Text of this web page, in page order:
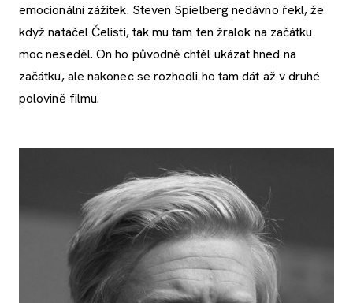
emocionální zážitek. Steven Spielberg nedávno řekl, že
když natáčel Čelisti, tak mu tam ten žralok na začátku
moc neseděl. On ho původně chtěl ukázat hned na
začátku, ale nakonec se rozhodli ho tam dát až v druhé
polovině filmu.